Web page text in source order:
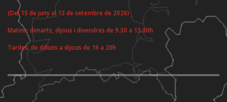
(Del 15 de juny al 13 de setembre de 2026)
Matins: dimarts, dijous i divendres de 9.30 a 13.30h
Tardes: de dilluns a dijous de 16 a 20h